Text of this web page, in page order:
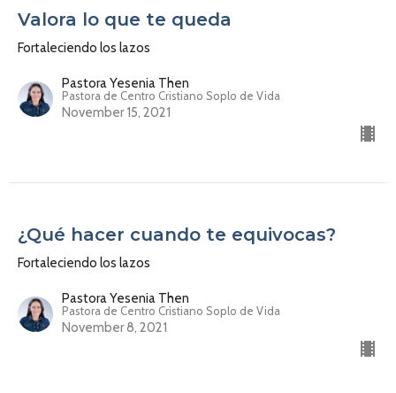
Valora lo que te queda
Fortaleciendo los lazos
Pastora Yesenia Then
Pastora de Centro Cristiano Soplo de Vida
November 15, 2021
¿Qué hacer cuando te equivocas?
Fortaleciendo los lazos
Pastora Yesenia Then
Pastora de Centro Cristiano Soplo de Vida
November 8, 2021